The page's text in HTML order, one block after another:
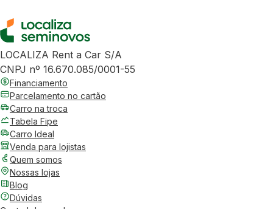
LOCALIZA Rent a Car S/A
CNPJ nº 16.670.085/0001-55
Financiamento
Parcelamento no cartão
Carro na troca
Tabela Fipe
Carro Ideal
Venda para lojistas
Quem somos
Nossas lojas
Blog
Dúvidas